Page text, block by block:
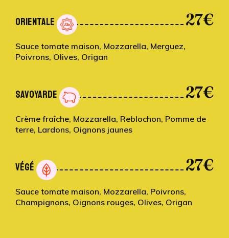
ORIENTALE 27€
Sauce tomate maison, Mozzarella, Merguez,
Poivrons, Olives, Origan
SAVOYARDE 27€
Crème fraîche, Mozzarella, Reblochon, Pomme de
terre, Lardons, Oignons jaunes
VÉGÉ 27€
Sauce tomate maison, Mozzarella, Poivrons,
Champignons, Oignons rouges, Olives, Origan